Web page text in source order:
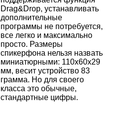
Drag&Drop, устанавливать
дополнительные
программы не потребуется,
все легко и максимально
просто. Размеры
спикерфона нельзя назвать
миниатюрными: 110х60х29
мм, весит устройство 83
грамма. Но для своего
класса это обычные,
стандартные цифры.